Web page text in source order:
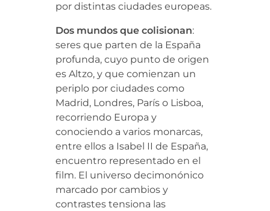
por distintas ciudades europeas.
Dos mundos que colisionan:
seres que parten de la España
profunda, cuyo punto de origen
es Altzo, y que comienzan un
periplo por ciudades como
Madrid, Londres, París o Lisboa,
recorriendo Europa y
conociendo a varios monarcas,
entre ellos a Isabel II de España,
encuentro representado en el
film. El universo decimonónico
marcado por cambios y
contrastes tensiona las